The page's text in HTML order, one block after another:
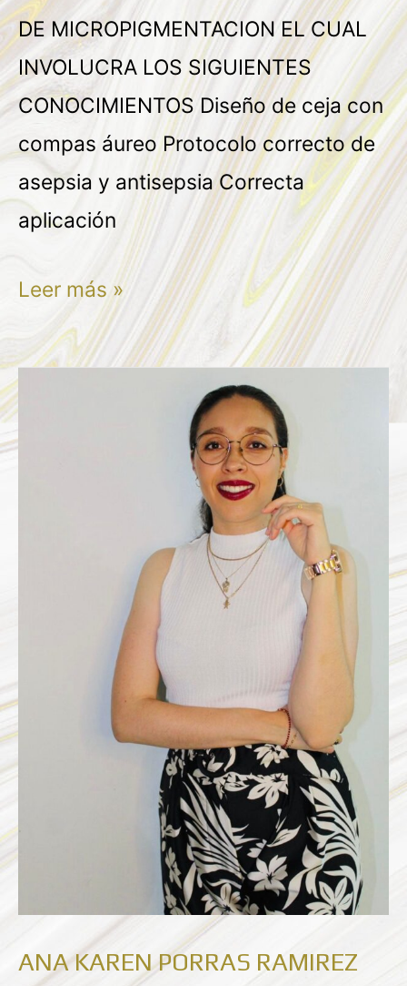
DE MICROPIGMENTACION EL CUAL
INVOLUCRA LOS SIGUIENTES
CONOCIMIENTOS Diseño de ceja con
compas áureo Protocolo correcto de
asepsia y antisepsia Correcta
aplicación
Leer más »
ANA KAREN PORRAS RAMIREZ
ANA